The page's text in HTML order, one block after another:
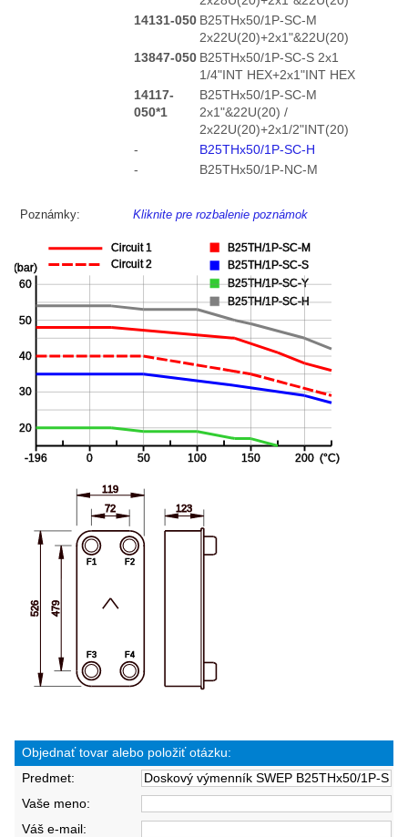
14131-050 B25THx50/1P-SC-M
2x22U(20)+2x1"&22U(20)
13847-050 B25THx50/1P-SC-S 2x1
1/4"INT HEX+2x1"INT HEX
14117-
050*1
B25THx50/1P-SC-M
2x1"&22U(20) /
2x22U(20)+2x1/2"INT(20)
-
B25THx50/1P-SC-H
-
B25THx50/1P-NC-M
Poznámky: Kliknite pre rozbalenie poznámok
Objednať tovar alebo položiť otázku:
Predmet:
Vaše meno:
Váš e-mail: